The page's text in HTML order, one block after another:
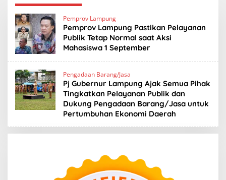
Pemprov Lampung
Pemprov Lampung Pastikan Pelayanan
Publik Tetap Normal saat Aksi
Mahasiswa 1 September
Pengadaan Barang/Jasa
Pj Gubernur Lampung Ajak Semua Pihak
Tingkatkan Pelayanan Publik dan
Dukung Pengadaan Barang/Jasa untuk
Pertumbuhan Ekonomi Daerah